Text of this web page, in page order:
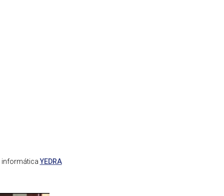
informáticaYEDRA